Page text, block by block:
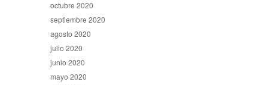
octubre 2020
septiembre 2020
agosto 2020
julio 2020
junio 2020
mayo 2020